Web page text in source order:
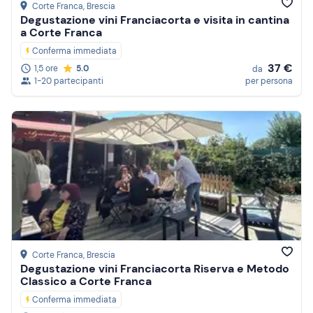
Corte Franca, Brescia
Degustazione vini Franciacorta e visita in cantina
a Corte Franca
Conferma immediata
1,5 ore
5.0
1-20 partecipanti
da 37 €
per persona
Corte Franca, Brescia
Degustazione vini Franciacorta Riserva e Metodo
Classico a Corte Franca
Conferma immediata